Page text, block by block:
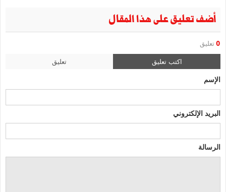
أضف تعليق على هذا المقال
0 تعليق
اكتب تعليق تعليق
الإسم
البريد الإلكتروني
الرسالة